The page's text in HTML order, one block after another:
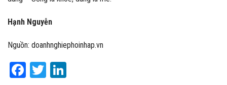
Hạnh Nguyễn
Nguồn: doanhnghiephoinhap.vn
Facebook
Twitter